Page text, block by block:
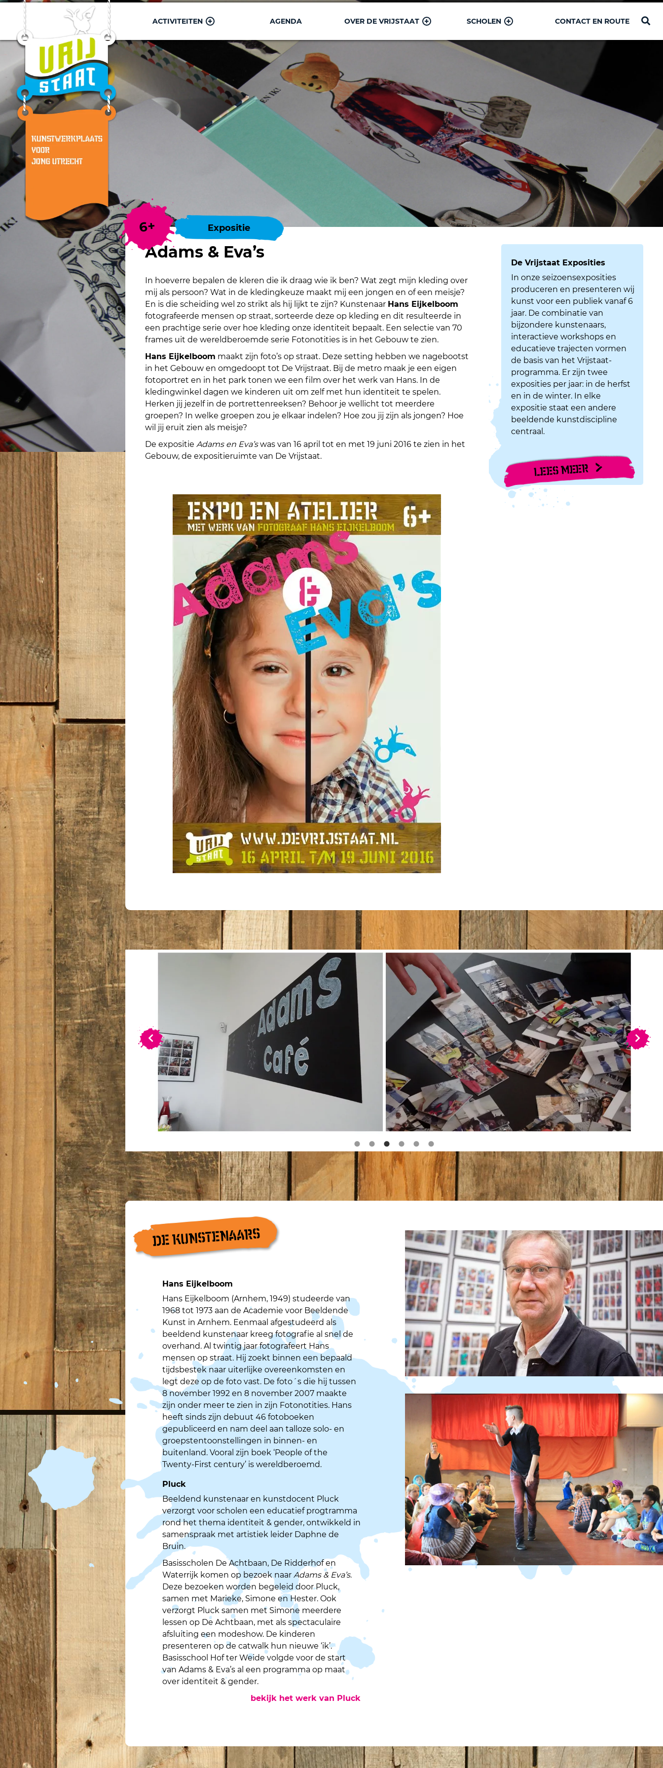
ACTIVITEITEN AGENDA OVER DE VRIJSTAAT SCHOLEN CONTACT EN ROUTE
6+ Expositie
Adams & Eva’s
In hoeverre bepalen de kleren die ik draag wie ik ben? Wat zegt mijn kleding over
mij als persoon? Wat in de kledingkeuze maakt mij een jongen en of een meisje?
En is die scheiding wel zo strikt als hij lijkt te zijn? Kunstenaar Hans Eijkelboom
fotografeerde mensen op straat, sorteerde deze op kleding en dit resulteerde in
een prachtige serie over hoe kleding onze identiteit bepaalt. Een selectie van 70
frames uit de wereldberoemde serie Fotonotities is in het Gebouw te zien.
Hans Eijkelboom maakt zijn foto’s op straat. Deze setting hebben we nagebootst
in het Gebouw en omgedoopt tot De Vrijstraat. Bij de metro maak je een eigen
fotoportret en in het park tonen we een film over het werk van Hans. In de
kledingwinkel dagen we kinderen uit om zelf met hun identiteit te spelen.
Herken jij jezelf in de portrettenreeksen? Behoor je wellicht tot meerdere
groepen? In welke groepen zou je elkaar indelen? Hoe zou jij zijn als jongen? Hoe
wil jij eruit zien als meisje?
De expositie Adams en Eva’swas van 16 april tot en met 19 juni 2016 te zien in het
Gebouw, de expositieruimte van De Vrijstaat.
De Vrijstaat Exposities
In onze seizoensexposities
produceren en presenteren wij
kunst voor een publiek vanaf 6
jaar. De combinatie van
bijzondere kunstenaars,
interactieve workshops en
educatieve trajecten vormen
de basis van het Vrijstaat-
programma. Er zijn twee
exposities per jaar: in de herfst
en in de winter. In elke
expositie staat een andere
beeldende kunstdiscipline
centraal.
LEES MEER
DE KUNSTENAARS
Hans Eijkelboom
Hans Eijkelboom (Arnhem, 1949) studeerde van
1968 tot 1973 aan de Academie voor Beeldende
Kunst in Arnhem. Eenmaal afgestudeerd als
beeldend kunstenaar kreeg fotografie al snel de
overhand. Al twintig jaar fotografeert Hans
mensen op straat. Hij zoekt binnen een bepaald
tijdsbestek naar uiterlijke overeenkomsten en
legt deze op de foto vast. De foto´s die hij tussen
8 november 1992 en 8 november 2007 maakte
zijn onder meer te zien in zijn Fotonotities. Hans
heeft sinds zijn debuut 46 fotoboeken
gepubliceerd en nam deel aan talloze solo- en
groepstentoonstellingen in binnen- en
buitenland. Vooral zijn boek ‘People of the
Twenty-First century’ is wereldberoemd.
Pluck
Beeldend kunstenaar en kunstdocent Pluck
verzorgt voor scholen een educatief progtramma
rond het thema identiteit & gender, ontwikkeld in
samenspraak met artistiek leider Daphne de
Bruin.
Basisscholen De Achtbaan, De Ridderhof en
Waterrijk komen op bezoek naar Adams & Eva’s.
Deze bezoeken worden begeleid door Pluck,
samen met Marieke, Simone en Hester. Ook
verzorgt Pluck samen met Simone meerdere
lessen op De Achtbaan, met als spectaculaire
afsluiting een modeshow. De kinderen
presenteren op de catwalk hun nieuwe ‘ik’.
Basisschool Hof ter Weide volgde voor de start
van Adams & Eva’s al een programma op maat
over identiteit & gender.
bekijk het werk van Pluck